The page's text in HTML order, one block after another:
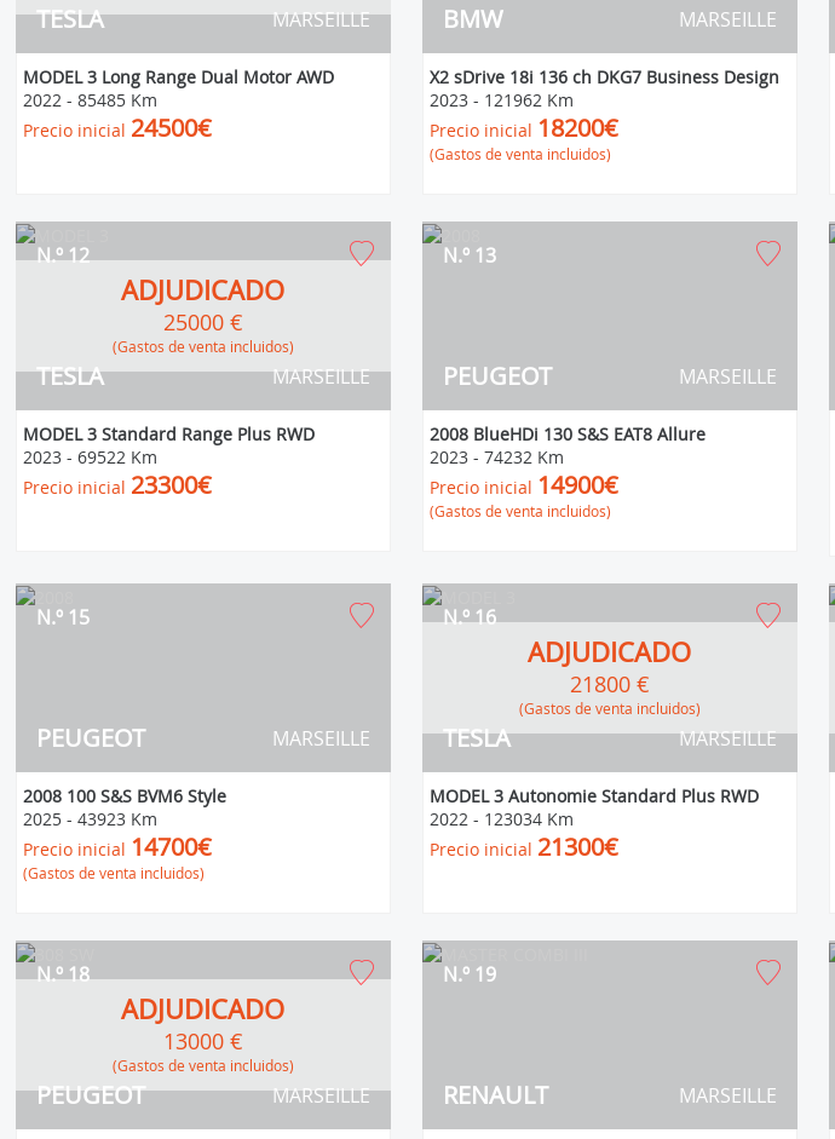
TESLA MARSEILLE
MODEL 3 Long Range Dual Motor AWD
2022 - 85485 Km
Precio inicial 24500€
BMW MARSEILLE
X2 sDrive 18i 136 ch DKG7 Business Design
2023- 121962 Km
Precio inicial 18200€
(Gastos de venta incluidos)
TESLA
N.º 12
MARSEILLE
ADJUDICADO
25000 €
(Gastos de venta incluidos)
MODEL 3 Standard Range Plus RWD
2023- 69522 Km
Precio inicial 23300€
PEUGEOT
N.º 13
MARSEILLE
2008 BlueHDi 130 S&S EAT8 Allure
2023- 74232 Km
Precio inicial 14900€
(Gastos de venta incluidos)
PEUGEOT
N.º 15
MARSEILLE
2008 100 S&S BVM6 Style
2025- 43923 Km
Precio inicial 14700€
(Gastos de venta incluidos)
TESLA
N.º 16
MARSEILLE
ADJUDICADO
21800 €
(Gastos de venta incluidos)
MODEL 3 Autonomie Standard Plus RWD
2022 - 123034 Km
Precio inicial 21300€
PEUGEOT
N.º 18
MARSEILLE
ADJUDICADO
13000 €
(Gastos de venta incluidos)
RENAULT
N.º 19
MARSEILLE